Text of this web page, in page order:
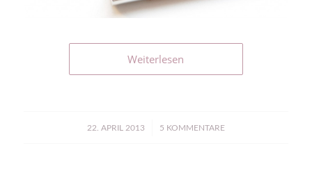
Weiterlesen
22. APRIL 2013
/ 5 KOMMENTARE